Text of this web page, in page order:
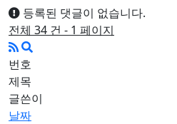
등록된 댓글이 없습니다.
전체 34 건 - 1 페이지
번호
제목
글쓴이
날짜